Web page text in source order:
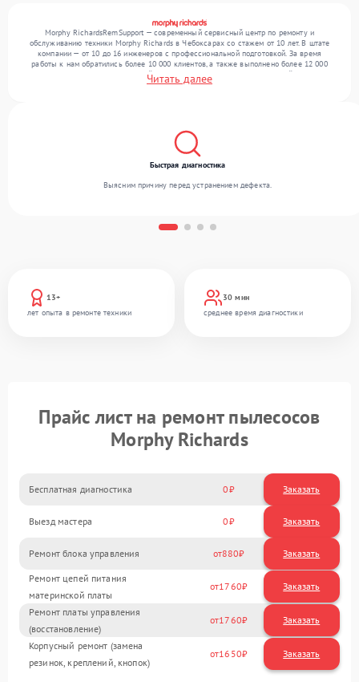
Morphy RichardsRemSupport — современный сервисный центр по ремонту и
обслуживанию техники Morphy Richards в Чебоксарах со стажем от 10 лет. В штате
компании — от 10 до 16 инженеров с профессиональной подготовкой. За время
работы к нам обратились более 10 000 клиентов, а также выполнено более 12 000
ремонтов. Ежемесячно в сервисный центр поступает более 300 обращений, включая , ,
. Мы выполняем ремонт различного уровня сложности и гарантируем высокое
Читать далее
13+
лет опыта в ремонте техники
30 мин
среднее время диагностики
Быстрая диагностика
Выясним причину перед устранением дефекта.
Прайс лист на ремонт пылесосов
Morphy Richards
Бесплатная диагностика 0 Заказать
Выезд мастера 0 Заказать
Ремонт блока управления 880
Ремонт цепей питания
материнской платы
1760
Ремонт платы управления
(восстановление)
1760
Корпусный ремонт (замена
резинок, креплений, кнопок)
1650